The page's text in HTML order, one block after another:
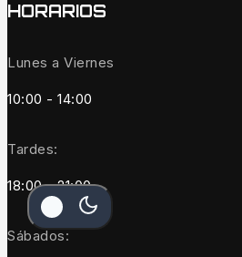
HORARIOS
Lunes a Viernes
10:00 - 14:00
Tardes:
18:00 - 21:00
Sábados: